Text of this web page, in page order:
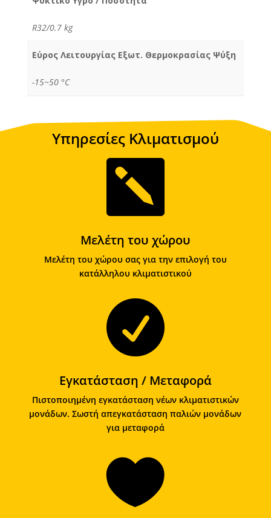
R32/0.7 kg
Εύρος Λειτουργίας Εξωτ. Θερμοκρασίας Ψύξη
-15~50 °C
Υπηρεσίες Κλιματισμού

Μελέτη του χώρου
Μελέτη του χώρου σας για την επιλογή του
κατάλληλου κλιματιστικού

Εγκατάσταση / Μεταφορά
Πιστοποιημένη εγκατάσταση νέων κλιματιστικών
μονάδων. Σωστή απεγκατάσταση παλιών μονάδων
για μεταφορά
